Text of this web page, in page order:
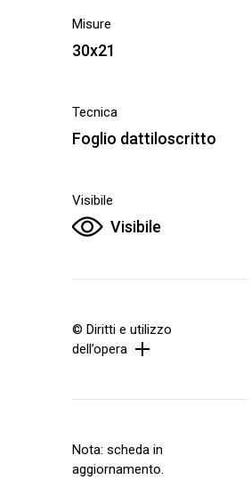
Misure
30x21
Tecnica
Foglio dattiloscritto
Visibile
Visibile
© Diritti e utilizzo
dell’opera
Nota: scheda in
aggiornamento.